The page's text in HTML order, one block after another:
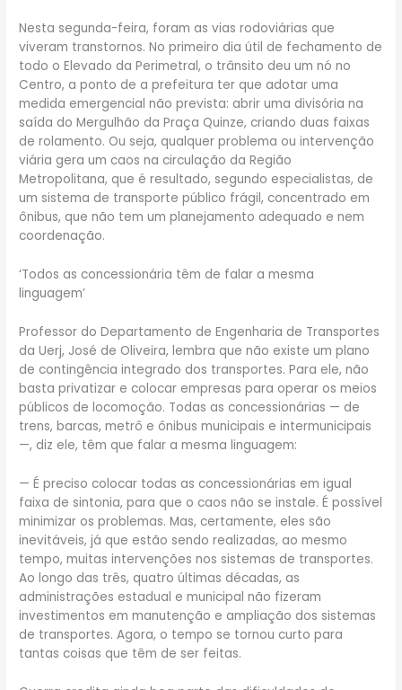
Nesta segunda-feira, foram as vias rodoviárias que
viveram transtornos. No primeiro dia útil de fechamento de
todo o Elevado da Perimetral, o trânsito deu um nó no
Centro, a ponto de a prefeitura ter que adotar uma
medida emergencial não prevista: abrir uma divisória na
saída do Mergulhão da Praça Quinze, criando duas faixas
de rolamento. Ou seja, qualquer problema ou intervenção
viária gera um caos na circulação da Região
Metropolitana, que é resultado, segundo especialistas, de
um sistema de transporte público frágil, concentrado em
ônibus, que não tem um planejamento adequado e nem
coordenação.
‘Todos as concessionária têm de falar a mesma
linguagem’
Professor do Departamento de Engenharia de Transportes
da Uerj, José de Oliveira, lembra que não existe um plano
de contingência integrado dos transportes. Para ele, não
basta privatizar e colocar empresas para operar os meios
públicos de locomoção. Todas as concessionárias — de
trens, barcas, metrô e ônibus municipais e intermunicipais
—, diz ele, têm que falar a mesma linguagem:
— É preciso colocar todas as concessionárias em igual
faixa de sintonia, para que o caos não se instale. É possível
minimizar os problemas. Mas, certamente, eles são
inevitáveis, já que estão sendo realizadas, ao mesmo
tempo, muitas intervenções nos sistemas de transportes.
Ao longo das três, quatro últimas décadas, as
administrações estadual e municipal não fizeram
investimentos em manutenção e ampliação dos sistemas
de transportes. Agora, o tempo se tornou curto para
tantas coisas que têm de ser feitas.